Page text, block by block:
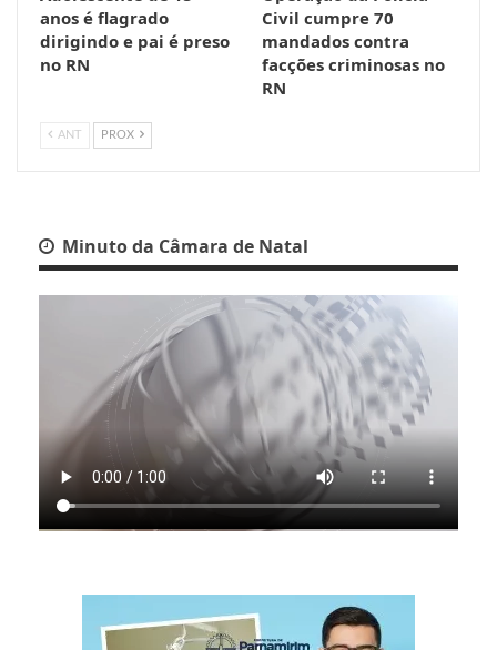
anos é flagrado
dirigindo e pai é preso
no RN
Civil cumpre 70
mandados contra
facções criminosas no
RN
ANT PROX
Minuto da Câmara de Natal